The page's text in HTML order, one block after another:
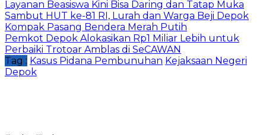
Layanan Beasiswa Kini Bisa Daring dan Tatap Muka
Sambut HUT ke-81 RI, Lurah dan Warga Beji Depok
Kompak Pasang Bendera Merah Putih
Pemkot Depok Alokasikan Rp1 Miliar Lebih untuk
Perbaiki Trotoar Amblas di SeCAWAN
Tag : Kasus Pidana Pembunuhan Kejaksaan Negeri
Depok